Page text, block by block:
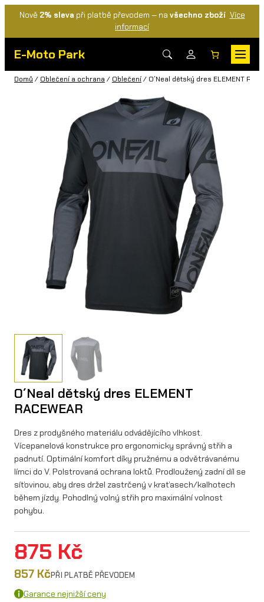
Nově 2% sleva při platbě převodem — na všechno zboží Více
informací
E-Moto Park
Domů / Oblečení a ochrana / Oblečení/ O´Neal dětský dres ELEMENT
O´Neal dětský dres ELEMENT
RACEWEAR
Dres z prodyšného materiálu odvádějícího vlhkost.
Vícepanelová konstrukce pro ergonomicky správný střih a
padnutí. Optimální komfort díky pružnému a odvětrávanému
límci do V. Polstrovaná ochrana loktů. Prodloužený zadní díl se
síťovinou, aby dres držel zastrčený v kraťasech/kalhotech
během jízdy. Pohodlný volný střih pro maximální volnost
pohybu.
875 Kč
857 KčPŘI PLATBĚ PŘEVODEM
Garance nejnižší ceny